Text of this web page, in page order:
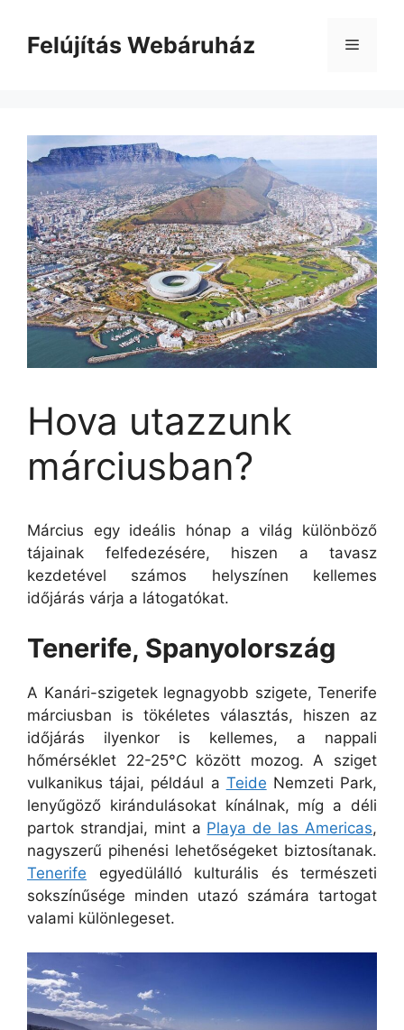
tartalomba
Felújítás Webáruház Menü
Hova utazzunk
márciusban?
Március egy ideális hónap a világ különböző
tájainak felfedezésére, hiszen a tavasz
kezdetével számos helyszínen kellemes
időjárás várja a látogatókat.
Tenerife, Spanyolország
A Kanári-szigetek legnagyobb szigete, Tenerife
márciusban is tökéletes választás, hiszen az
időjárás ilyenkor is kellemes, a nappali
hőmérséklet 22-25°C között mozog. A sziget
vulkanikus tájai, például a Teide Nemzeti Park,
lenyűgöző kirándulásokat kínálnak, míg a déli
partok strandjai, mint a Playa de las Americas,
nagyszerű pihenési lehetőségeket biztosítanak.
Tenerife egyedülálló kulturális és természeti
sokszínűsége minden utazó számára tartogat
valami különlegeset.